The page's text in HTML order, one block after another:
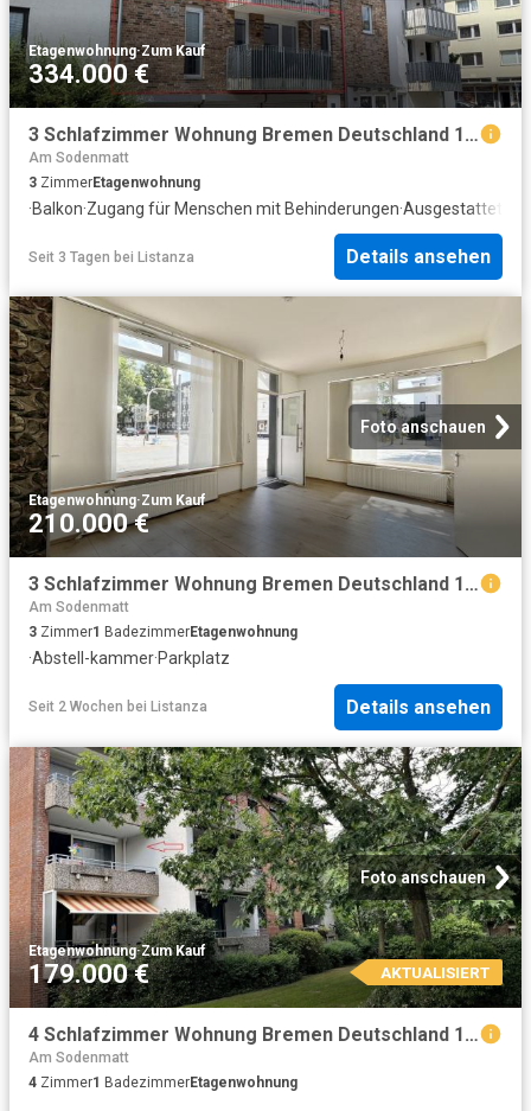
Etagenwohnung·Zum Kauf
334.000 €
3 Schlafzimmer Wohnung Bremen Deutschland 104804064
Am Sodenmatt
3 ZimmerEtagenwohnung
·Balkon·Zugang für Menschen mit Behinderungen·Ausgestattete
Seit 3 Tagen bei Listanza Details ansehen
Foto anschauen
Etagenwohnung·Zum Kauf
210.000 €
3 Schlafzimmer Wohnung Bremen Deutschland 104436394
Am Sodenmatt
3 Zimmer1 BadezimmerEtagenwohnung
·Abstell-kammer·Parkplatz
Seit 2 Wochen bei Listanza Details ansehen
Foto anschauen
Etagenwohnung·Zum Kauf
179.000 € AKTUALISIERT
4 Schlafzimmer Wohnung Bremen Deutschland 104843503
Am Sodenmatt
4 Zimmer1 BadezimmerEtagenwohnung